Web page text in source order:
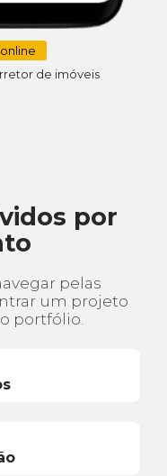
de imóveis
por
pelas
um projeto
portfólio.